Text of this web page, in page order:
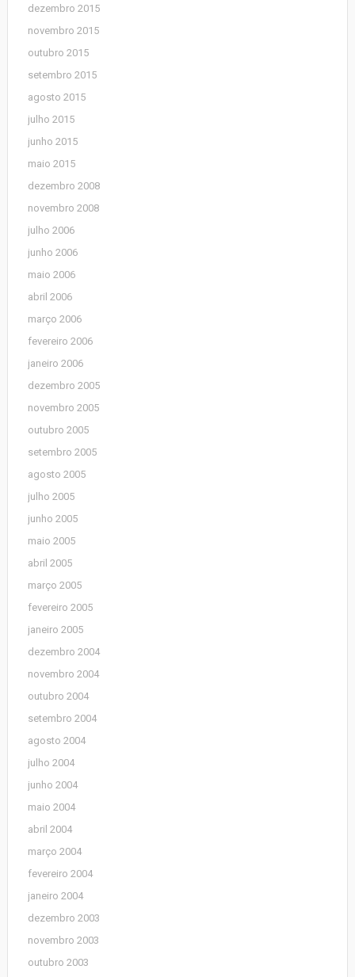
dezembro 2015
novembro 2015
outubro 2015
setembro 2015
agosto 2015
julho 2015
junho 2015
maio 2015
dezembro 2008
novembro 2008
julho 2006
junho 2006
maio 2006
abril 2006
março 2006
fevereiro 2006
janeiro 2006
dezembro 2005
novembro 2005
outubro 2005
setembro 2005
agosto 2005
julho 2005
junho 2005
maio 2005
abril 2005
março 2005
fevereiro 2005
janeiro 2005
dezembro 2004
novembro 2004
outubro 2004
setembro 2004
agosto 2004
julho 2004
junho 2004
maio 2004
abril 2004
março 2004
fevereiro 2004
janeiro 2004
dezembro 2003
novembro 2003
outubro 2003